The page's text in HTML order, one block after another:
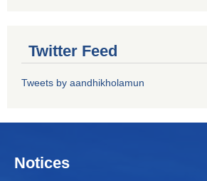
Twitter Feed
Tweets by aandhikholamun
Notices